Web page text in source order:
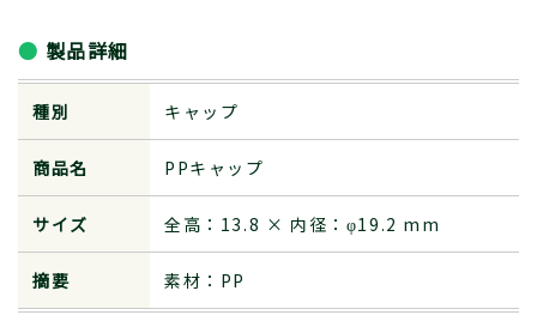
製品詳細
種別 キャップ
商品名 PPキャップ
サイズ 全高：13.8 × 内径：φ19.2 mm
摘要 素材：PP